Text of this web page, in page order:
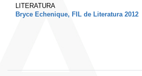
LITERATURA
Bryce Echenique, FIL de Literatura 2012